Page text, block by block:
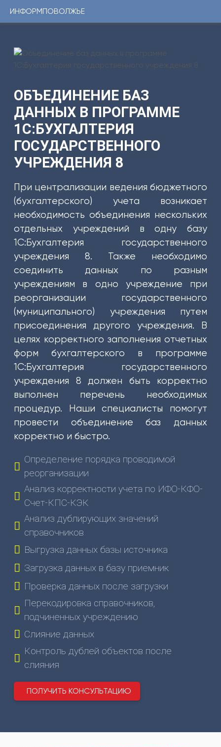
ИНФОРМПОВОЛЖЬЕ
Регистрационный
номер
37331-
0251
24.01.2014г.
Youtube-
канал
Telegram-
КОНТАКТЫ
8
(831)
274-
80
gov-
ip@mail.ru
603003
Новгород,
ул.
Ефремова,
О
Вебинары
Контакты
Удалённый
помощник
Релизы
1С
Услуги
Программы
Уникальные
решения
ИНФОРМПОВОЛЖЬЕ
ОБЪЕДИНЕНИЕ БАЗ
ДАННЫХ В ПРОГРАММЕ
1С:БУХГАЛТЕРИЯ
ГОСУДАРСТВЕННОГО
УЧРЕЖДЕНИЯ 8
При централизации ведения бюджетного
(бухгалтерского) учета возникает
необходимость объединения нескольких
отдельных учреждений в одну базу
1С:Бухгалтерия государственного
учреждения 8. Также необходимо
соединить данных по разным
учреждениям в одно учреждение при
реорганизации государственного
(муниципального) учреждения путем
присоединения другого учреждения. В
целях корректного заполнения отчетных
форм бухгалтерского в программе
1С:Бухгалтерия государственного
учреждения 8 должен быть корректно
выполнен перечень необходимых
процедур. Наши специалисты помогут
провести объединение баз данных
корректно и быстро.
Определение порядка проводимой
реорганизации
Анализ корректности учета по ИФО-КФО-
Счет-КПС-КЭК
Анализ дублирующих значений
справочников
Выгрузка данных базы источника
Загрузка данных в базу приемник
Проверка данных после загрузки
Перекодировка справочников,
подчиненных учреждению
Слияние данных
Контроль дублей объектов после
слияния
ПОЛУЧИТЬ КОНСУЛЬТАЦИЮ